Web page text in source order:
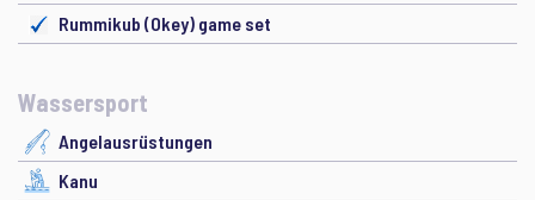
Rummikub (Okey) game set
Wassersport
Angelausrüstungen
Kanu